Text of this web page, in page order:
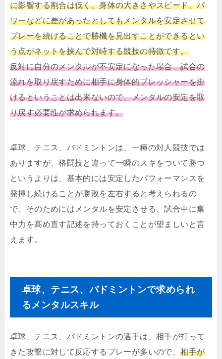
に影響する割合は低く、身体の大きさやスピード、パ
ワーなどに差があったとしてもメンタルを安定させて
プレーを続けることで勝機を見出すことができるとい
う点がネットを挟んで対峙する競技の特徴です。
反対に自分のメンタルが不安定になった場合、試合の
流れを取り戻すために相手に身体的プレッシャーを掛
けるということは出来ないので、メンタルの安定を取
り戻す必要性が求められます。
卓球、テニス、バドミントンは、一種の対人競技では
ありますが、格闘技と違って一瞬のスキをついて勝つ
というよりは、基本的には安定したパフォーマンスを
発揮し続けることが勝敗を左右すると考えられるの
で、そのためにはメンタルを安定させる、試合中に集
中力を高め直す記述を持っておくことが望ましいと言
えます。
卓球、テニス、バドミントンで求められ
るメンタルスキル
卓球、テニス、バドミントンの選手は、相手が打って
きた攻撃に対して反応するプレーが多いので、相手が